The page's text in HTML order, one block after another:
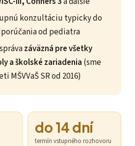
konzultáciu typicky do
od pediatra
záväzná pre všetky
a školské zariadenia (sme
MŠVVaŠ SR od 2016)
do 14 dní
termín vstupného rozhovoru